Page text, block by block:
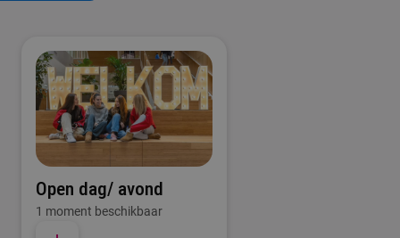
Open dag/ avond
1 moment beschikbaar